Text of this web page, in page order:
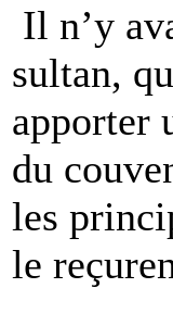
Il n’y
sultan,
apporter
du
les
le